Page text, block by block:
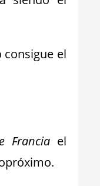
consigue el
Franciael